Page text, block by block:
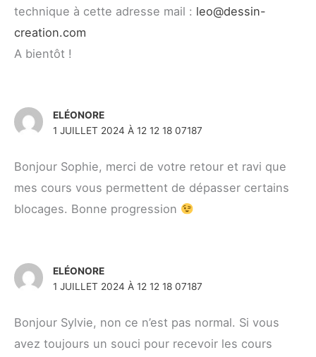
technique à cette adresse mail : leo@dessin-
creation.com
A bientôt !
ELÉONORE
1 JUILLET 2024 À 12 12 18 07187
Bonjour Sophie, merci de votre retour et ravi que
mes cours vous permettent de dépasser certains
blocages. Bonne progression
ELÉONORE
1 JUILLET 2024 À 12 12 18 07187
Bonjour Sylvie, non ce n’est pas normal. Si vous
avez toujours un souci pour recevoir les cours